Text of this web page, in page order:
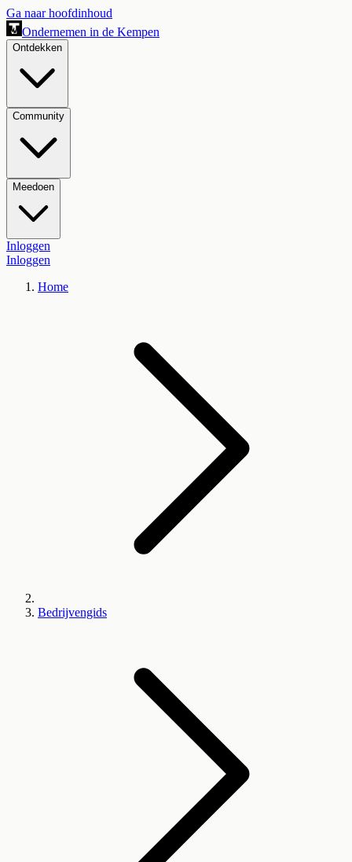
Ga naar hoofdinhoud
Ondernemen in de Kempen
Ontdekken
Community
Meedoen
Inloggen
Inloggen
Home
Bedrijvengids